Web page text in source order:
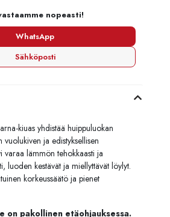
nopeasti!
WhatsApp
Sähköposti
kiuas yhdistää huippuluokan
ja edistyksellisen
varaa lämmön tehokkaasti ja
luoden kestävät ja miellyttävät löylyt.
korkeussäätö ja pienet
on pakollinen etäohjauksessa.